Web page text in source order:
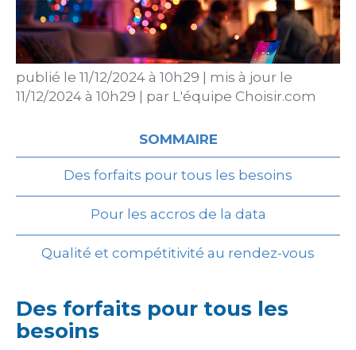
publié le 11/12/2024 à 10h29
mis à jour le
11/12/2024 à 10h29
par L'équipe Choisir.com
SOMMAIRE
Des forfaits pour tous les besoins
Pour les accros de la data
Qualité et compétitivité au rendez-vous
Des forfaits pour tous les
besoins